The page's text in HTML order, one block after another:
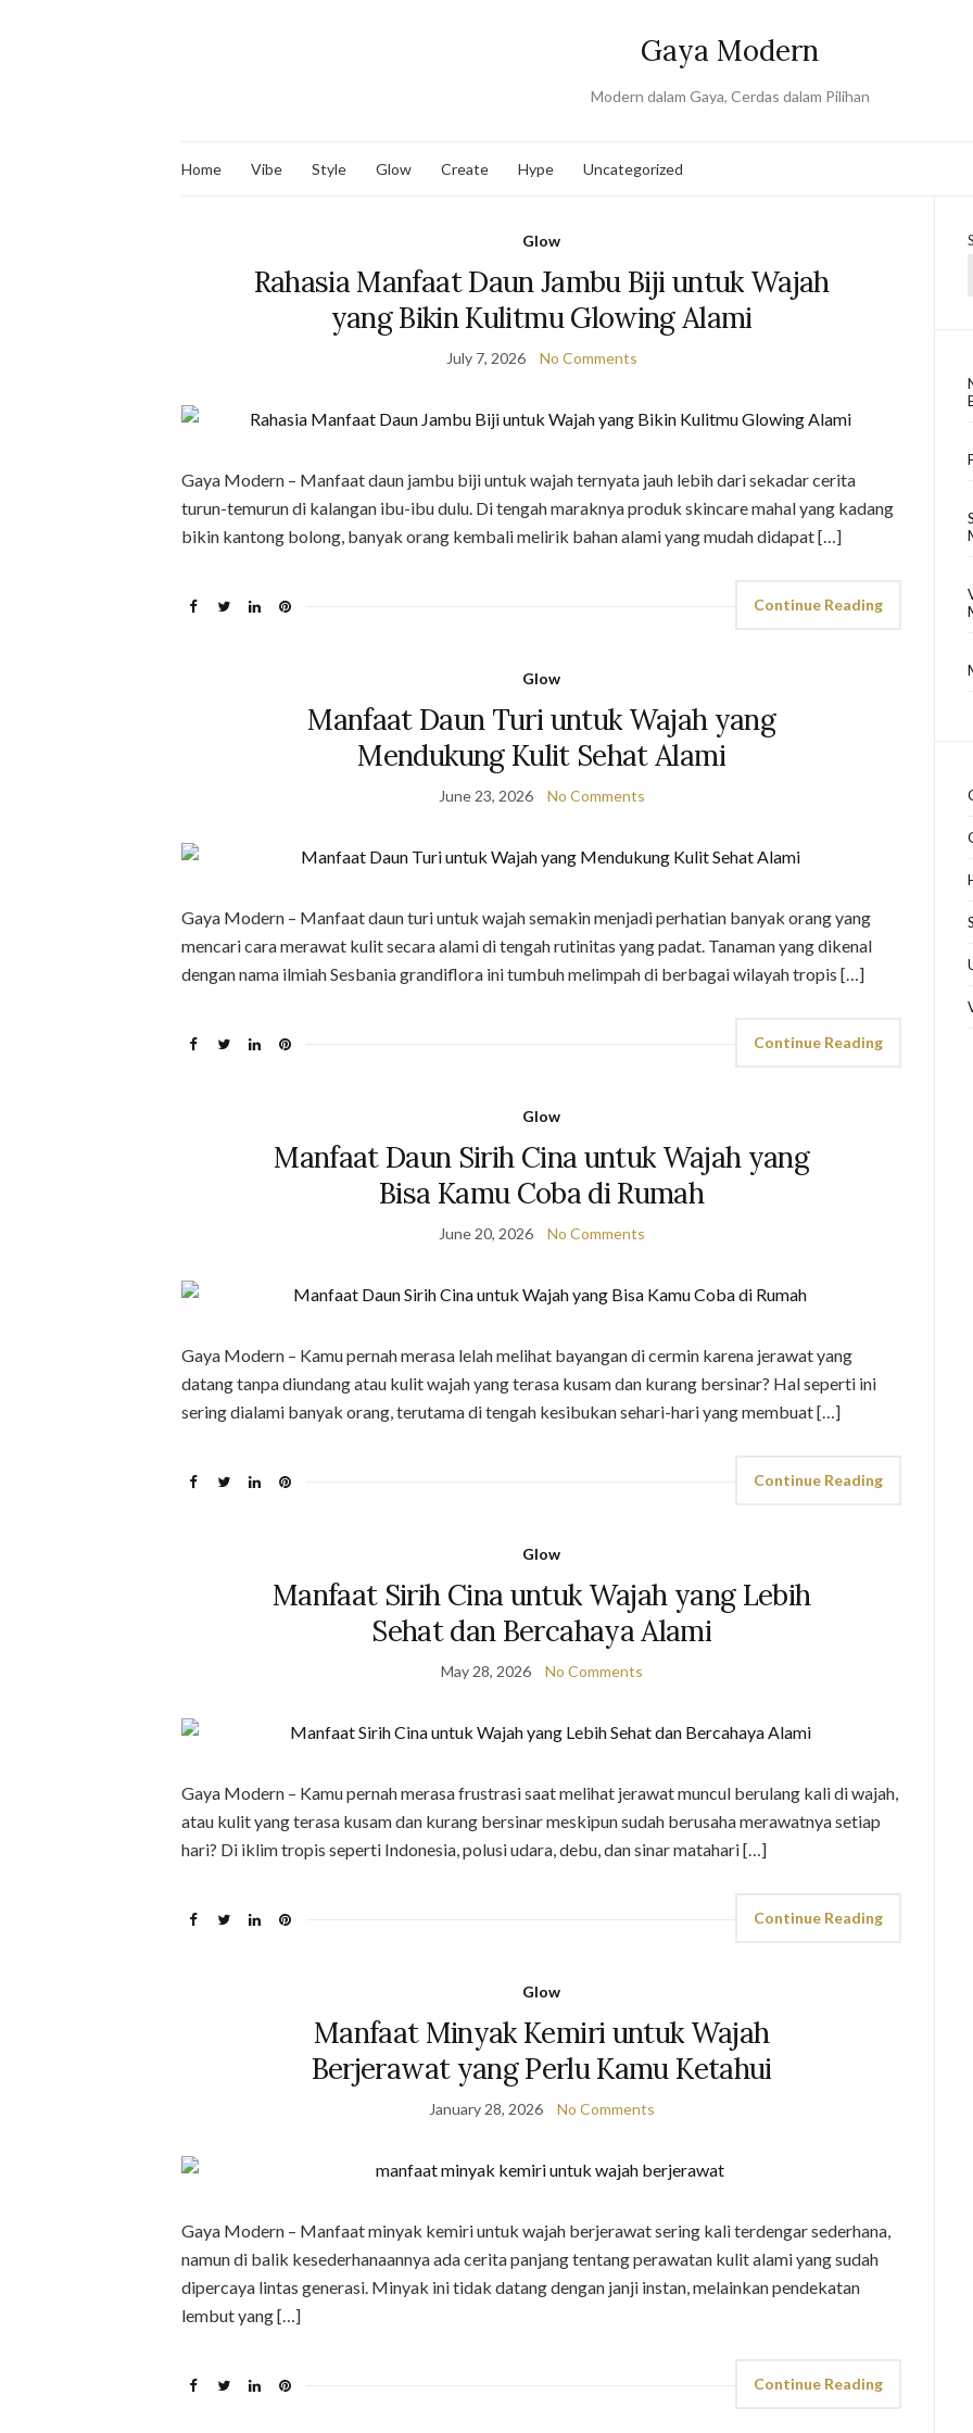
Gaya Modern
Modern dalam Gaya, Cerdas dalam Pilihan
Home Vibe Style Glow Create Hype Uncategorized
Glow
Rahasia Manfaat Daun Jambu Biji untuk Wajah
yang Bikin Kulitmu Glowing Alami
July 7, 2026 No Comments
Gaya Modern – Manfaat daun jambu biji untuk wajah ternyata jauh lebih dari sekadar cerita
turun-temurun di kalangan ibu-ibu dulu. Di tengah maraknya produk skincare mahal yang kadang
bikin kantong bolong, banyak orang kembali melirik bahan alami yang mudah didapat […]
Continue Reading
Glow
Manfaat Daun Turi untuk Wajah yang
Mendukung Kulit Sehat Alami
June 23, 2026 No Comments
Gaya Modern – Manfaat daun turi untuk wajah semakin menjadi perhatian banyak orang yang
mencari cara merawat kulit secara alami di tengah rutinitas yang padat. Tanaman yang dikenal
dengan nama ilmiah Sesbania grandiflora ini tumbuh melimpah di berbagai wilayah tropis […]
Continue Reading
Glow
Manfaat Daun Sirih Cina untuk Wajah yang
Bisa Kamu Coba di Rumah
June 20, 2026 No Comments
Gaya Modern – Kamu pernah merasa lelah melihat bayangan di cermin karena jerawat yang
datang tanpa diundang atau kulit wajah yang terasa kusam dan kurang bersinar? Hal seperti ini
sering dialami banyak orang, terutama di tengah kesibukan sehari-hari yang membuat […]
Continue Reading
Glow
Manfaat Sirih Cina untuk Wajah yang Lebih
Sehat dan Bercahaya Alami
May 28, 2026 No Comments
Gaya Modern – Kamu pernah merasa frustrasi saat melihat jerawat muncul berulang kali di wajah,
atau kulit yang terasa kusam dan kurang bersinar meskipun sudah berusaha merawatnya setiap
hari? Di iklim tropis seperti Indonesia, polusi udara, debu, dan sinar matahari […]
Continue Reading
Glow
Manfaat Minyak Kemiri untuk Wajah
Berjerawat yang Perlu Kamu Ketahui
January 28, 2026 No Comments
Gaya Modern – Manfaat minyak kemiri untuk wajah berjerawat sering kali terdengar sederhana,
namun di balik kesederhanaannya ada cerita panjang tentang perawatan kulit alami yang sudah
dipercaya lintas generasi. Minyak ini tidak datang dengan janji instan, melainkan pendekatan
lembut yang […]
Continue Reading